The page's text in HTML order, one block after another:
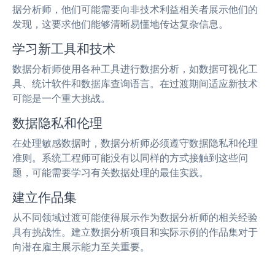
据分析师，他们可能需要向非技术利益相关者展示他们的
发现，这要求他们能够清晰易懂地传达复杂信息。
学习新工具和技术
数据分析师使用各种工具进行数据分析，如数据可视化工
具、统计软件和数据库查询语言。在过渡期间适应新技术
可能是一个重大挑战。
数据隐私和伦理
在处理敏感数据时，数据分析师必须遵守数据隐私和伦理
准则。系统工程师可能没有以同样的方式接触到这些问
题，可能需要学习有关数据处理的最佳实践。
建立作品集
从不同领域过渡可能使得展示作为数据分析师的相关经验
具有挑战性。建立数据分析项目和实际示例的作品集对于
向潜在雇主展示能力至关重要。